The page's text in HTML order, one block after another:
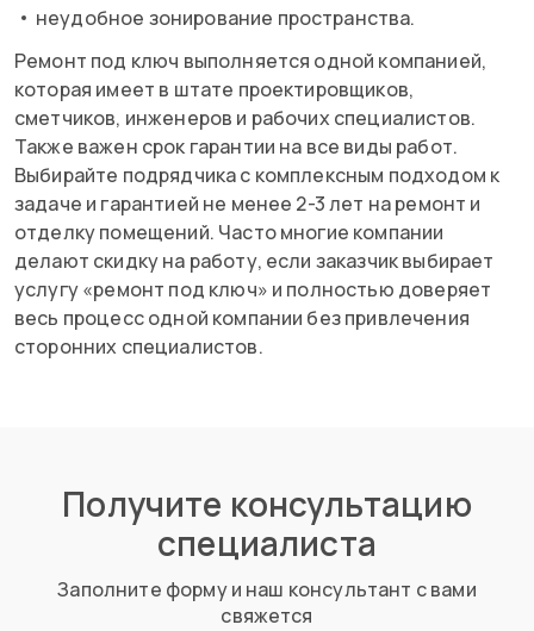
неудобное зонирование пространства.
Ремонт под ключ выполняется одной компанией,
которая имеет в штате проектировщиков,
сметчиков, инженеров и рабочих специалистов.
Также важен срок гарантии на все виды работ.
Выбирайте подрядчика с комплексным подходом к
задаче и гарантией не менее 2-3 лет на ремонт и
отделку помещений. Часто многие компании
делают скидку на работу, если заказчик выбирает
услугу «ремонт под ключ» и полностью доверяет
весь процесс одной компании без привлечения
сторонних специалистов.
Получите консультацию
специалиста
Заполните форму и наш консультант с вами
свяжется